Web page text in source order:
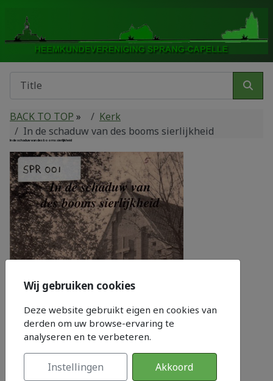
BACK TO TOP »
Kerk
In de schaduw van des booms sierlijkheid
In de schaduw van des booms sierlijkheid
Wij gebruiken cookies
Deze website gebruikt eigen en cookies van
derden om uw browse-ervaring te
analyseren en te verbeteren.
Instellingen Akkoord